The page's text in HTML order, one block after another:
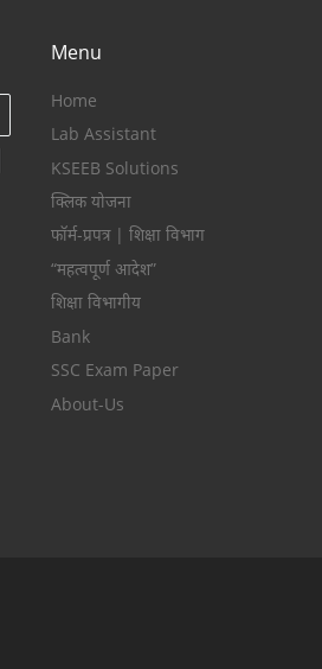
Menu
Home
Lab Assistant
KSEEB Solutions
क्लिक योजना
फॉर्म-प्रपत्र | शिक्षा विभाग
“महत्वपूर्ण आदेश”
शिक्षा विभागीय
Bank
SSC Exam Paper
About-Us